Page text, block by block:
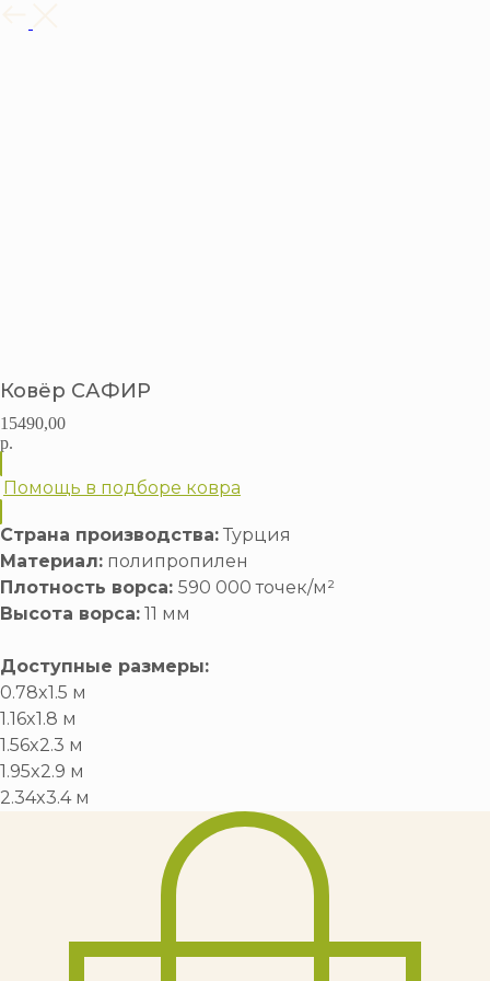
Ковёр САФИР
15490,00
р.
Помощь в подборе ковра
Страна производства: Турция
Материал: полипропилен
Плотность ворса: 590 000 точек/м²
Высота ворса: 11 мм
Доступные размеры:
0.78x1.5 м
1.16x1.8 м
1.56x2.3 м
1.95x2.9 м
2.34x3.4 м